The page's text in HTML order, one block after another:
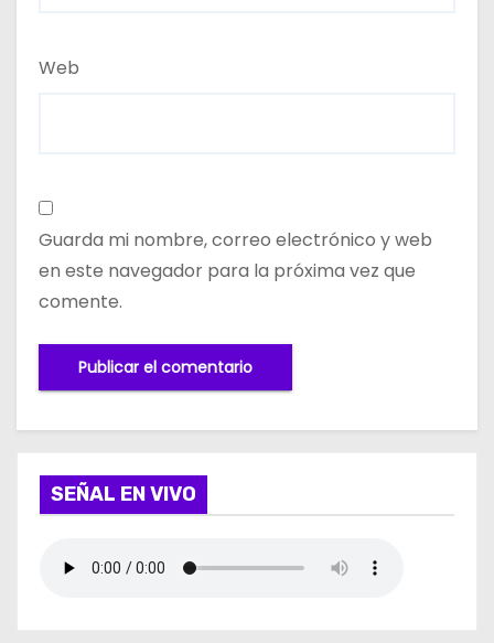
Web
Guarda mi nombre, correo electrónico y web
en este navegador para la próxima vez que
comente.
SEÑAL EN VIVO